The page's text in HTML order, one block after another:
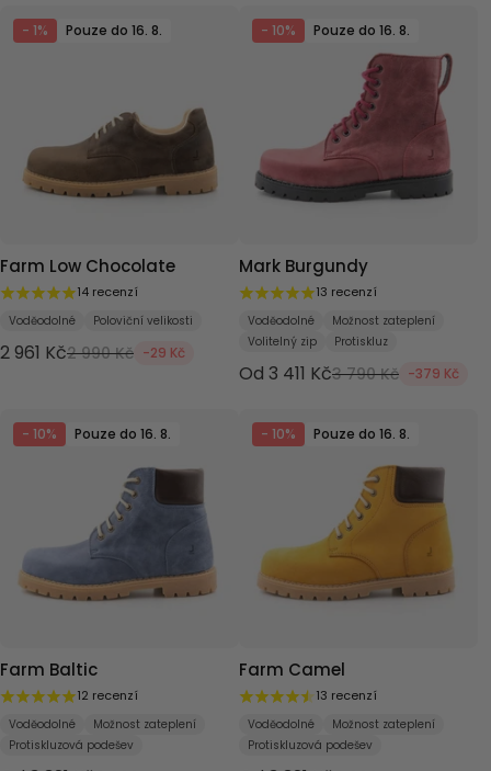
- 1% Pouze do 16. 8.
Farm Low Chocolate
14 recenzí
Voděodolné Poloviční velikosti
2 961 Kč2 990 Kč -29 Kč
- 10% Pouze do 16. 8.
Mark Burgundy
13 recenzí
Voděodolné
Možnost zateplení
Volitelný zip
Protiskluz
Od 3 411 Kč3 790 Kč -379 Kč
- 10% Pouze do 16. 8.
Farm Baltic
12 recenzí
Voděodolné
Možnost zateplení
Protiskluzová podešev
- 10% Pouze do 16. 8.
Farm Camel
13 recenzí
Voděodolné
Možnost zateplení
Protiskluzová podešev